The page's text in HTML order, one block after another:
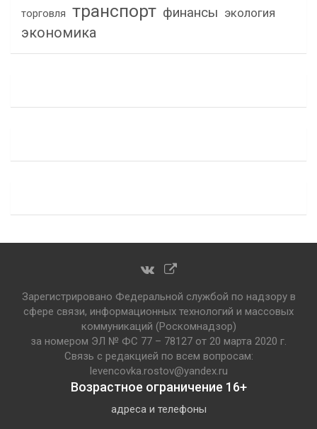
торговля транспорт финансы экология
экономика
Зарегистрировано Федеральной службой по надзору в
сфере связи, информационных технологий и массовых
коммуникаций (Роскомнадзор)
за номером ЭЛ № ФС 77 – 78127 от 20 марта 2020 г.
Связь с редакцией по всем вопросам:
levencovka.rostov@yandex.ru
Возрастное ограничение 16+
адреса и телефоны